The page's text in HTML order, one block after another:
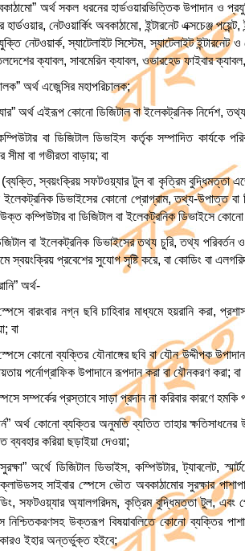
অর্থ সকল ধরনের হার্ডওয়ারভিত্তিক উপাদান ও
হার্ডওয়ার, নেটওয়ার্কিং অবকাঠামো, ইন্টারনেট এক্সচেঞ্জ
নেটওয়ার্ক, স্যাটেলাইট সিস্টেম, স্যাটেলাইট
ক্যাবল, সাবমেরিন ক্যাবল, ওভারহেড ফাইবার
অর্থ এজেন্সির মহাপরিচালক;
অর্থ এইরূপ কোনো ডিজিটাল বা ইলেকট্রনিক নির্দেশ,
বা ডিজিটাল ডিভাইস কর্তৃক সম্পাদিত কার্যকে
সীমা বা গভীরতা বাড়ায়; বা
স্বয়ংক্রিয় সফটওয়্যার টুল বা কৃত্রিম বুদ্ধিমত্তা
ইলেকট্রনিক ডিভাইসের কোনো প্রোগ্রাম, তথ্য-উপাত্ত বা
কম্পিউটার বা ডিজিটাল বা ইলেকট্রনিক ডিভাইসে কোনো
বা ইলেকট্রনিক ডিভাইসের তথ্য চুরি, তথ্য
স্বয়ংক্রিয় প্রবেশের সুযোগ সৃষ্টি করে, বা কোডিং বা
অর্থ-
বারংবার নগ্ন ছবি চাহিবার মাধ্যমে হয়রানি করা,
বা
কোনো ব্যক্তির যৌনাঙ্গের ছবি বা যৌন উদ্দীপক
পর্নোগ্রাফিক উপাদানে রূপদান করা বা যৌনকরণ করা; বা
সম্পর্কের প্রস্তাবে সাড়া প্রদান না করিবার কারণে
অর্থ কোনো ব্যক্তির অনুমতি ব্যতিত তাহার
ব্যবহার করিয়া ছড়াইয়া দেওয়া;
অর্থে ডিজিটাল ডিভাইস, কম্পিউটার, ট্যাবলেট,
ক্লাউডসহ সাইবার স্পেসে ভৌত অবকাঠামোর সুরক্ষার
সফটওয়্যার অ্যালগরিদম, কৃত্রিম বুদ্ধিমত্তা টুল, এবং
নিশ্চিতকরণসহ উক্তরূপ বিষয়াবলিতে কোনো ব্যক্তির
ইহার অন্তর্ভুক্ত হইবে;